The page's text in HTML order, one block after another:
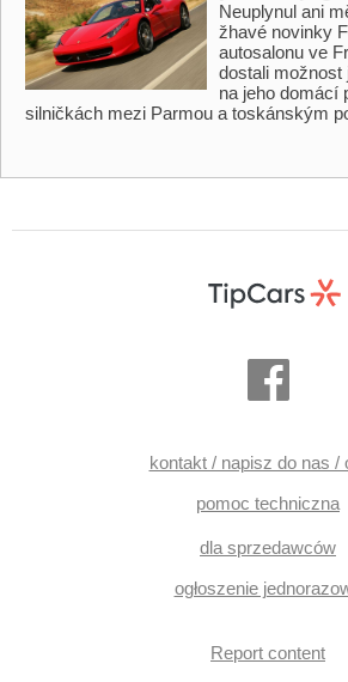
Neuplynul ani
žhavé novinky
autosalonu ve
dostali možnost
na jeho domácí
silničkách mezi Parmou a toskánským
kontakt / napisz do nas /
pomoc techniczna
dla sprzedawców
ogłoszenie
Report content